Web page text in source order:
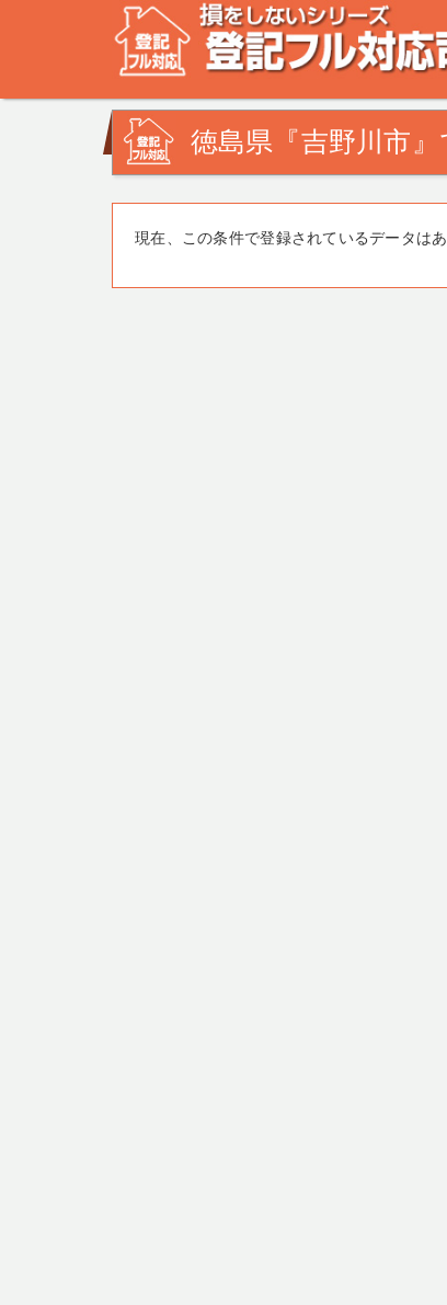
不動産登記の相談なら、登記フル対応司法書士ド
みを司法書士・土地家屋調査士が解決致します！
徳島県『吉野川市
現在、この条件で登録されているデータはあ